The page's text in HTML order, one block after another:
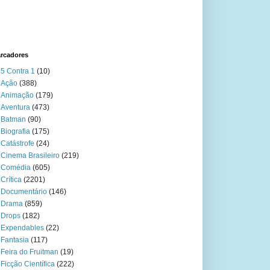
5 Contra 1 (10)
Ação (388)
Animação (179)
Aventura (473)
Batman (90)
Biografia (175)
Catástrofe (24)
Cinema Brasileiro (219)
Comédia (605)
Crítica (2201)
Documentário (146)
Drama (859)
Drops (182)
Expendables (22)
Fantasia (117)
Feira do Fruitman (19)
Ficção Científica (222)